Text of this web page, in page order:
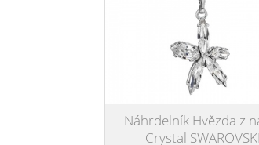
Náhrdelník Hvězda z
Crystal SWAROVSKI